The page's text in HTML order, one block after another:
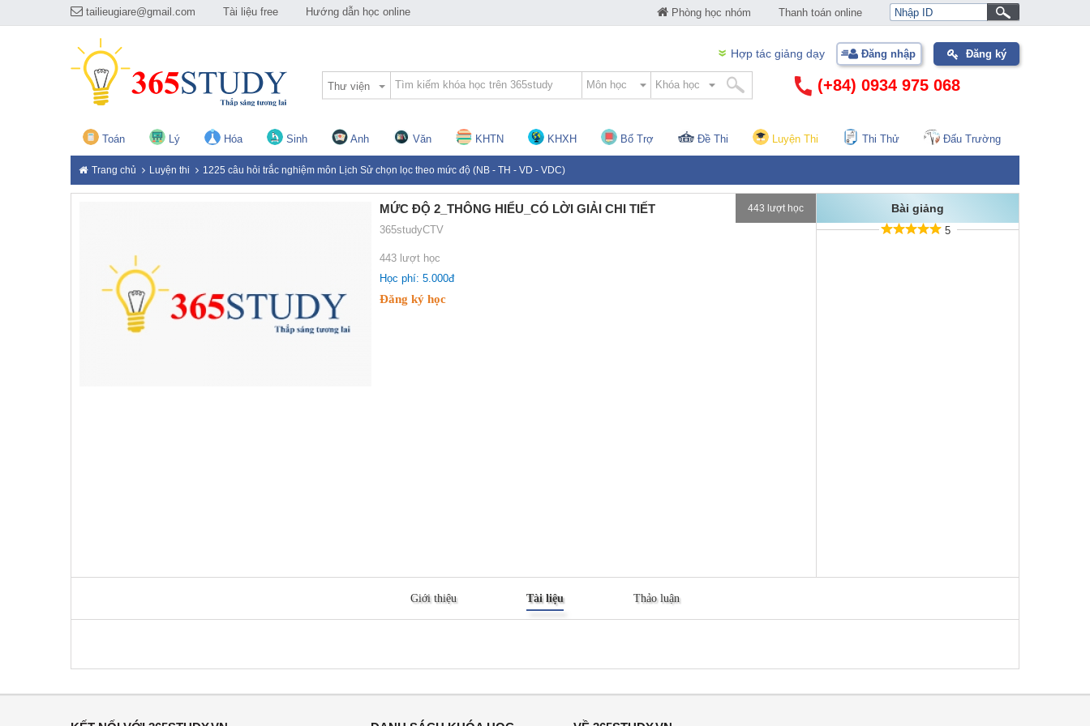
tailieugiare@gmail.com Tài liệu free Hướng dẫn học online Phòng học nhóm Thanh toán online
Hợp tác giảng dạy Đăng nhập Đăng ký
(+84) 0934 975 068
Thư viện
Toán Lý Hóa Sinh Anh Văn KHTN KHXH Bổ Trợ Đề Thi Luyện Thi Thi Thử Đấu Trường
Trang chủ Luyện thi 1225 câu hỏi trắc nghiệm môn Lịch Sử chọn lọc theo mức độ (NB - TH - VD - VDC)
443 lượt học
MỨC ĐỘ 2_THÔNG HIỂU_CÓ LỜI GIẢI CHI TIẾT
365studyCTV
443 lượt học
Học phí: 5.000đ
Đăng ký học
Bài giảng
5
Giới thiệu Tài liệu Thảo luận